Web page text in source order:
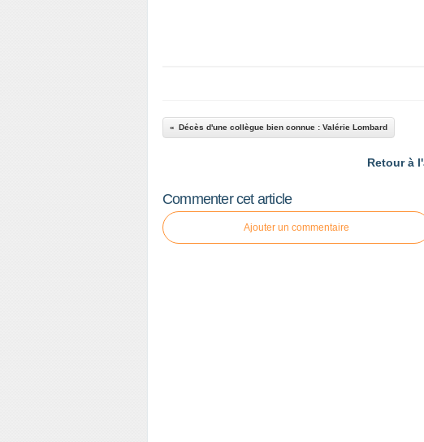
Décès d'une collègue bien connue : Valérie Lombard
Retour à
Commenter cet article
Ajouter un commentaire